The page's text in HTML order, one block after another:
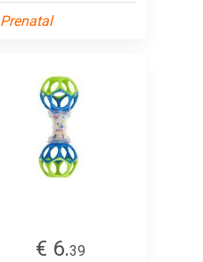
Prenatal
€ 6.39